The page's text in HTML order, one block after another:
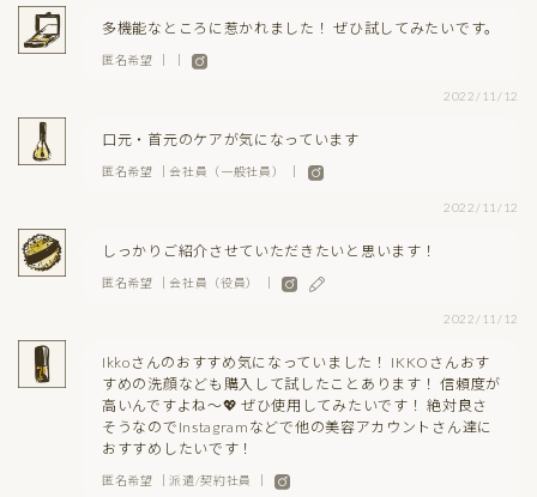
多機能なところに惹かれました！ ぜひ試してみたいです。
匿名希望 ｜ ｜
2022/11/12
口元・首元のケアが気になっています
匿名希望 ｜会社員（一般社員） ｜
2022/11/12
しっかりご紹介させていただきたいと思います！
匿名希望 ｜会社員（役員） ｜
2022/11/12
Ikkoさんのおすすめ気になっていました！ IKKOさんおす
すめの洗顔なども購入して試したことあります！ 信頼度が
高いんですよね～💖 ぜひ使用してみたいです！ 絶対良さ
そうなのでInstagramなどで他の美容アカウントさん達に
おすすめしたいです！
匿名希望 ｜派遣/契約社員 ｜